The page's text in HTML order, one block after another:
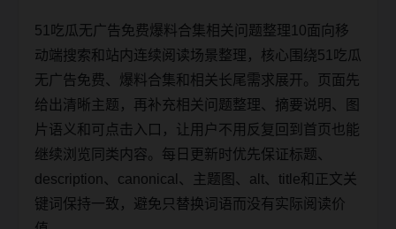
51吃瓜无广告免费爆料合集相关问题整理10面向移
动端搜索和站内连续阅读场景整理，核心围绕51吃瓜
无广告免费、爆料合集和相关长尾需求展开。页面先
给出清晰主题，再补充相关问题整理、摘要说明、图
片语义和可点击入口，让用户不用反复回到首页也能
继续浏览同类内容。每日更新时优先保证标题、
description、canonical、主题图、alt、title和正文关
键词保持一致，避免只替换词语而没有实际阅读价